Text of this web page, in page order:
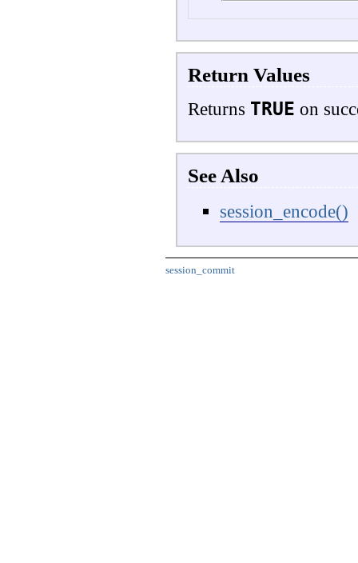
Return Values
Returns TRUE on
See Also
session_encode()
session_commit